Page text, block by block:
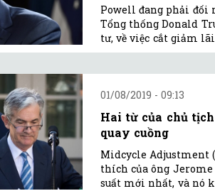
Powell đang phải
Tổng thống Donald
tư, về việc cắt giảm lãi
01/08/2019 - 09:13
Hai từ của chủ
quay cuồng
Midcycle Adjustment
thích của ông
suất mới nhất, và nó